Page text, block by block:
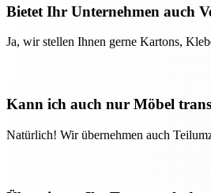
Bietet Ihr Unternehmen auch
Ja, wir stellen Ihnen gerne Kartons,
Kann ich auch nur Möbel
Natürlich! Wir übernehmen auch